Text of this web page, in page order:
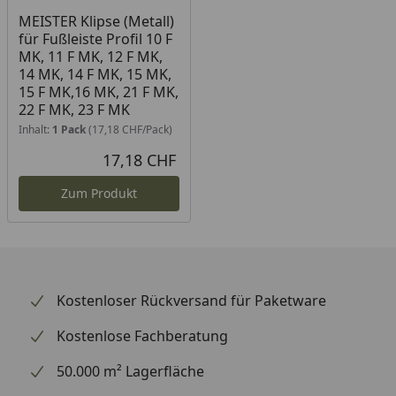
MEISTER Klipse (Metall)
für Fußleiste Profil 10 F
MK, 11 F MK, 12 F MK,
14 MK, 14 F MK, 15 MK,
15 F MK,16 MK, 21 F MK,
22 F MK, 23 F MK
Inhalt: 1 Pack(17,18 CHF/Pack)
17,18 CHF
Zum Produkt
Kostenloser Rückversand für Paketware
Kostenlose Fachberatung
50.000 m² Lagerfläche